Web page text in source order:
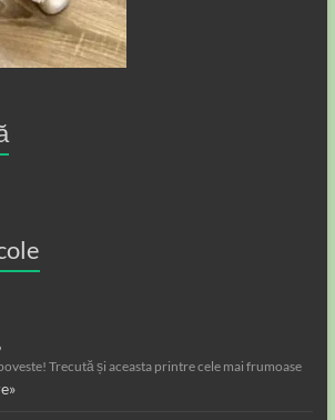
Trecută și aceasta printre cele mai frumoase